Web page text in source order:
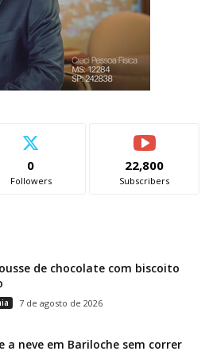
0
Followers
22,800
Subscribers
de chocolate com biscoito
7 de agosto de 2026
a neve em Bariloche sem correr